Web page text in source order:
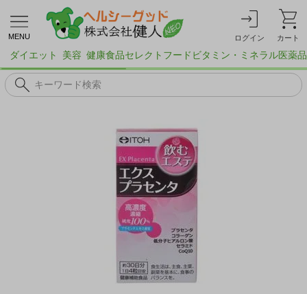
MENU ログイン カート
ダイエット 美容 健康食品セレクトフード ビタミン・ミネラル医薬品